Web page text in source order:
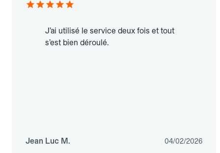
J’ai utilisé le service deux fois et tout
s’est bien déroulé.
Jean Luc M. 04/02/2026